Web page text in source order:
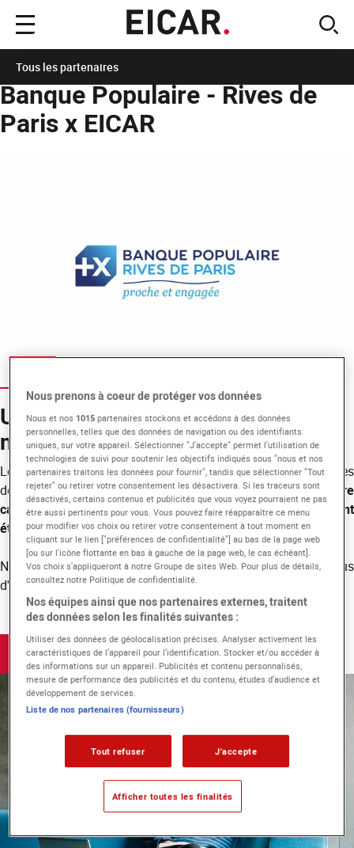
Menu
principal
Banque Populaire - Rives de
Paris x EICAR
Tous les partenaires
Un partenariat avantageux pour
nos étudiants
Le partenariat entre EICAR Paris et la Banque Populaire - Rives
de Paris vise à permettre à nos étudiants d'étudier sur notre
campus en toute sérénité et de bénéficier detaux d'emprunt
étudiant très attractifsetsans frais de dossier.
N'hésitez pas àcontacter Élodie Duartepour plus
d'information.
Contacter Élodie Duarte
Nous prenons à coeur de protéger vos données
Nous et nos 1015 partenaires stockons et accédons à des données
personnelles, telles que des données de navigation ou des identifiants
uniques, sur votre appareil. Sélectionner "J'accepte" permet l'utilisation de
technologies de suivi pour soutenir les objectifs indiqués sous "nous et nos
partenaires traitons les données pour fournir", tandis que sélectionner "Tout
rejeter" ou retirer votre consentement les désactivera. Si les traceurs sont
désactivés, certains contenus et publicités que vous voyez pourraient ne pas
être aussi pertinents pour vous. Vous pouvez faire réapparaître ce menu
pour modifier vos choix ou retirer votre consentement à tout moment en
cliquant sur le lien ["préférences de confidentialité"] au bas de la page web
[ou sur l'icône flottante en bas à gauche de la page web, le cas échéant].
Vos choix s'appliqueront à notre Groupe de sites Web. Pour plus de détails,
consultez notre Politique de confidentialité.
Nos équipes ainsi que nos partenaires externes, traitent
des données selon les finalités suivantes :
Utiliser des données de géolocalisation précises. Analyser activement les
caractéristiques de l’appareil pour l’identification. Stocker et/ou accéder à
des informations sur un appareil. Publicités et contenu personnalisés,
mesure de performance des publicités et du contenu, études d’audience et
développement de services.
Liste de nos partenaires (fournisseurs)
Tout refuser J'accepte
Afficher toutes les finalités